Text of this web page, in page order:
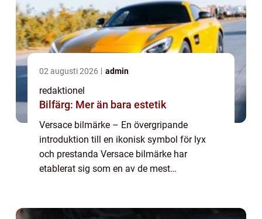
02 augusti 2026 admin
redaktionel
Bilfärg: Mer än bara estetik
Versace bilmärke – En övergripande
introduktion till en ikonisk symbol för lyx
och prestanda Versace bilmärke har
etablerat sig som en av de mest
legendariska mode- ...